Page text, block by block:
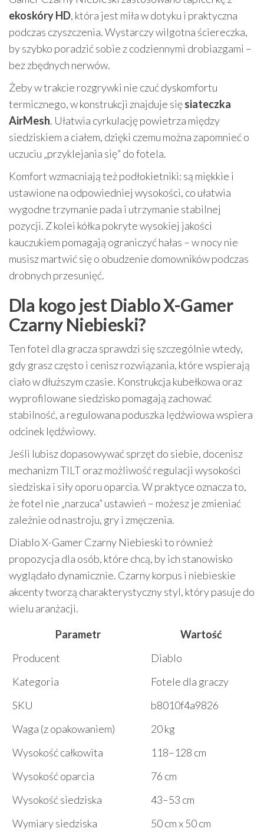
ekoskóry HD, która jest miła w dotyku i praktyczna
podczas czyszczenia. Wystarczy wilgotna ściereczka,
by szybko poradzić sobie z codziennymi drobiazgami –
bez zbędnych nerwów.
Żeby w trakcie rozgrywki nie czuć dyskomfortu
termicznego, w konstrukcji znajduje sięsiateczka
AirMesh. Ułatwia cyrkulację powietrza między
siedziskiem a ciałem, dzięki czemu można zapomnieć o
uczuciu „przyklejania się” do fotela.
Komfort wzmacniają też podłokietniki: są miękkie i
ustawione na odpowiedniej wysokości, co ułatwia
wygodne trzymanie pada i utrzymanie stabilnej
pozycji. Z kolei kółka pokryte wysokiej jakości
kauczukiem pomagają ograniczyć hałas – w nocy nie
musisz martwić się o obudzenie domowników podczas
drobnych przesunięć.
Dla kogo jest Diablo X-Gamer
Czarny Niebieski?
Ten fotel dla gracza sprawdzi się szczególnie wtedy,
gdy grasz często i cenisz rozwiązania, które wspierają
ciało w dłuższym czasie. Konstrukcja kubełkowa oraz
wyprofilowane siedzisko pomagają zachować
stabilność, a regulowana poduszka lędźwiowa wspiera
odcinek lędźwiowy.
Jeśli lubisz dopasowywać sprzęt do siebie, docenisz
mechanizm TILT oraz możliwość regulacji wysokości
siedziska i siły oporu oparcia. W praktyce oznacza to,
że fotel nie „narzuca” ustawień – możesz je zmieniać
zależnie od nastroju, gry i zmęczenia.
Diablo X-Gamer Czarny Niebieski to również
propozycja dla osób, które chcą, by ich stanowisko
wyglądało dynamicznie. Czarny korpus i niebieskie
akcenty tworzą charakterystyczny styl, który pasuje do
wielu aranżacji.
Parametr
Wartość
Producent
Diablo
Kategoria
Fotele dla graczy
SKU
b8010f4a9826
Waga (z opakowaniem)
20 kg
Wysokość całkowita
118–128 cm
Wysokość oparcia
76 cm
Wysokość siedziska
43–53 cm
Wymiary siedziska
50 cm x 50 cm